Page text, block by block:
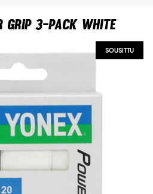
Grip 3-pack White
SOUSITTU